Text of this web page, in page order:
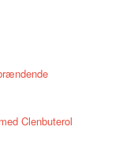
Clenbuterol